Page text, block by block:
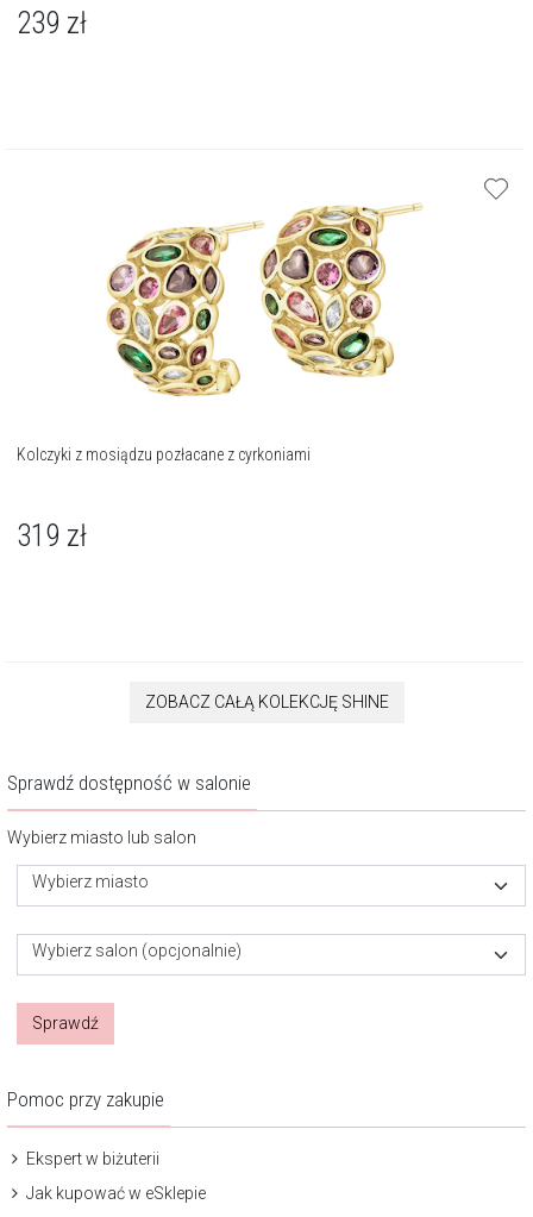
239 zł
Kolczyki z mosiądzu pozłacane z cyrkoniami
319 zł
ZOBACZ CAŁĄ KOLEKCJĘ SHINE
Sprawdź dostępność w salonie
Wybierz miasto lub salon
Wybierz miasto
Wybierz salon (opcjonalnie)
Sprawdź
Pomoc przy zakupie
Ekspert w biżuterii
Jak kupować w eSklepie